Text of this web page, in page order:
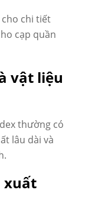
chi tiết
cạp quần
vật liệu
thường có
lâu dài và
xuất